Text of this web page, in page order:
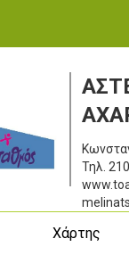
Τηλ.
Χάρτης